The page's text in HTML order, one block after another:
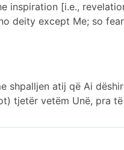
inspiration [i.e.,
deity except Me; so
shpalljen atij që Ai
tjetër vetëm Unë, pra